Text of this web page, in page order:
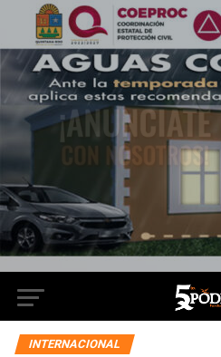
INTERNACIONAL